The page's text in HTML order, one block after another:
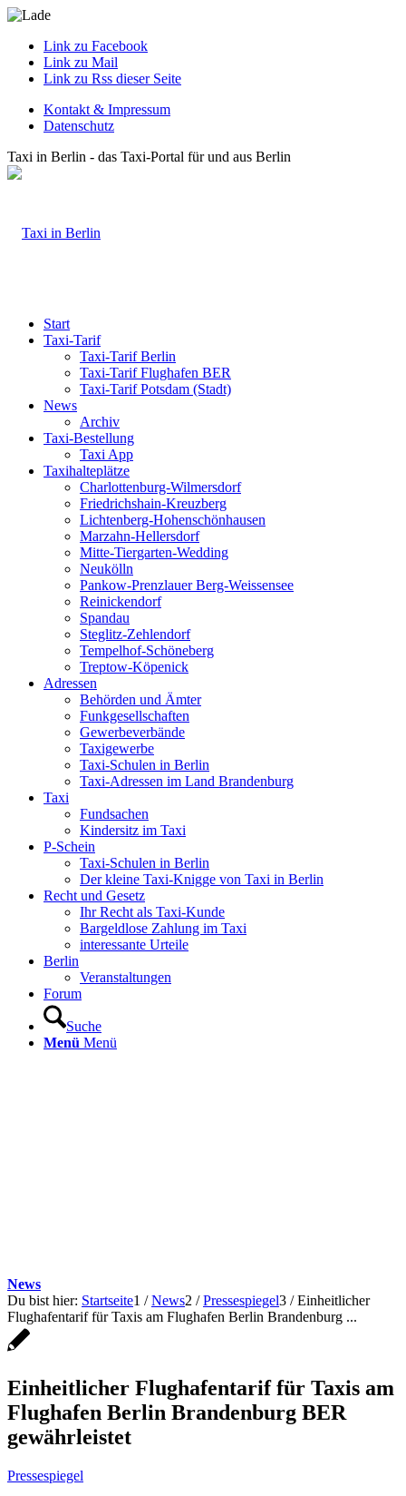
Link zu Facebook
Link zu Mail
Link zu Rss dieser Seite
Kontakt & Impressum
Datenschutz
Taxi in Berlin - das Taxi-Portal für und aus Berlin
Start
Taxi-Tarif
Taxi-Tarif Berlin
Taxi-Tarif Flughafen BER
Taxi-Tarif Potsdam (Stadt)
News
Archiv
Taxi-Bestellung
Taxi App
Taxihalteplätze
Charlottenburg-Wilmersdorf
Friedrichshain-Kreuzberg
Lichtenberg-Hohenschönhausen
Marzahn-Hellersdorf
Mitte-Tiergarten-Wedding
Neukölln
Pankow-Prenzlauer Berg-Weissensee
Reinickendorf
Spandau
Steglitz-Zehlendorf
Tempelhof-Schöneberg
Treptow-Köpenick
Adressen
Behörden und Ämter
Funkgesellschaften
Gewerbeverbände
Taxigewerbe
Taxi-Schulen in Berlin
Taxi-Adressen im Land Brandenburg
Taxi
Fundsachen
Kindersitz im Taxi
P-Schein
Taxi-Schulen in Berlin
Der kleine Taxi-Knigge von Taxi in Berlin
Recht und Gesetz
Ihr Recht als Taxi-Kunde
Bargeldlose Zahlung im Taxi
interessante Urteile
Berlin
Veranstaltungen
Forum
Suche
Menü Menü
News
Du bist hier: Startseite1 / News2 / Pressespiegel3 / Einheitlicher
Flughafentarif für Taxis am Flughafen Berlin Brandenburg ...
Einheitlicher Flughafentarif für Taxis am
Flughafen Berlin Brandenburg BER
gewährleistet
Pressespiegel